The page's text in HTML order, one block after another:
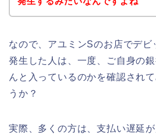
なので、アユミンSのお店でデ
発生した人は、一度、ご自身の
んと入っているのかを確認され
うか？
実際、多くの方は、支払い遅延